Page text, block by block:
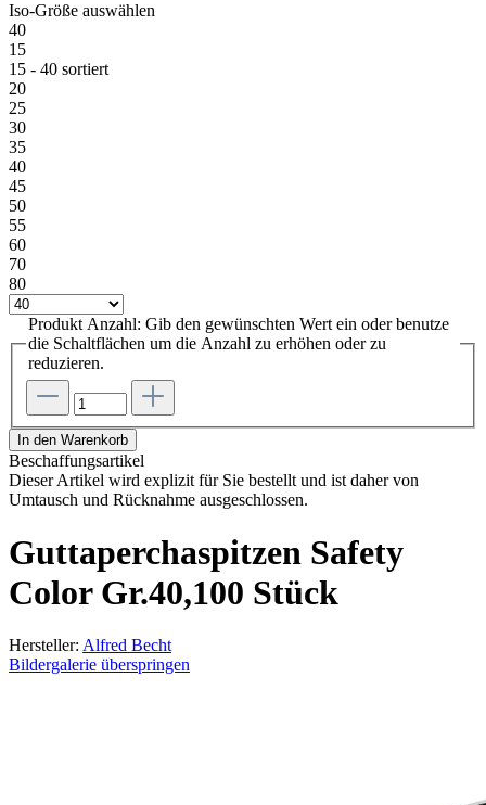
Iso-Größe auswählen
40
15
15 - 40 sortiert
20
25
30
35
40
45
50
55
60
70
80
Produkt Anzahl: Gib den gewünschten Wert ein oder benutze
die Schaltflächen um die Anzahl zu erhöhen oder zu
reduzieren.
In den Warenkorb
Beschaffungsartikel
Dieser Artikel wird explizit für Sie bestellt und ist daher von
Umtausch und Rücknahme ausgeschlossen.
Guttaperchaspitzen Safety
Color Gr.40,100 Stück
Hersteller: Alfred Becht
Bildergalerie überspringen